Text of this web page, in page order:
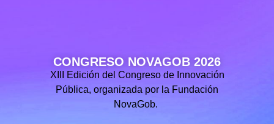
CONGRESO NOVAGOB 2026
XIII Edición del Congreso de Innovación
Pública, organizada por la Fundación
NovaGob.